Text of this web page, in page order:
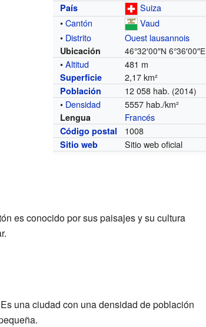
País
Suiza
•Cantón
Vaud
• Distrito Ouest lausannois
Ubicación 46°32′00″N 6°36′00″E
•Altitud 481 m
Superficie 2,17 km²
Población 12 058 hab. (2014)
• Densidad 5557 hab./km²
Lengua Francés
Código postal 1008
Sitio web Sitio web oficial
es conocido por sus paisajes y su cultura
una ciudad con una densidad de población